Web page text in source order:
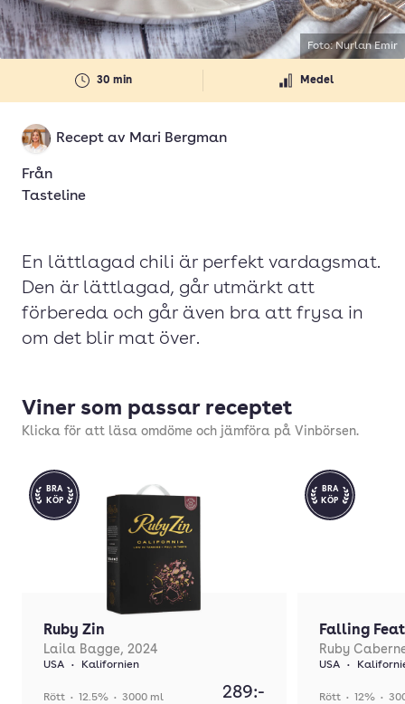
30 min Medel
Recept av Mari Bergman
Från
Tasteline
En lättlagad chili är perfekt vardagsmat.
Den är lättlagad, går utmärkt att
förbereda och går även bra att frysa in
om det blir mat över.
Foto: Nurlan Emir
Viner som passar receptet
Klicka för att läsa omdöme och jämföra på Vinbörsen.
BRA
KÖP
Ruby Zin
Laila Bagge, 2024
USA • Kalifornien
Rött • 12.5% • 3000 ml 289:-
BRA
KÖP
Falling
Ruby
USA •
Rött • 12% •